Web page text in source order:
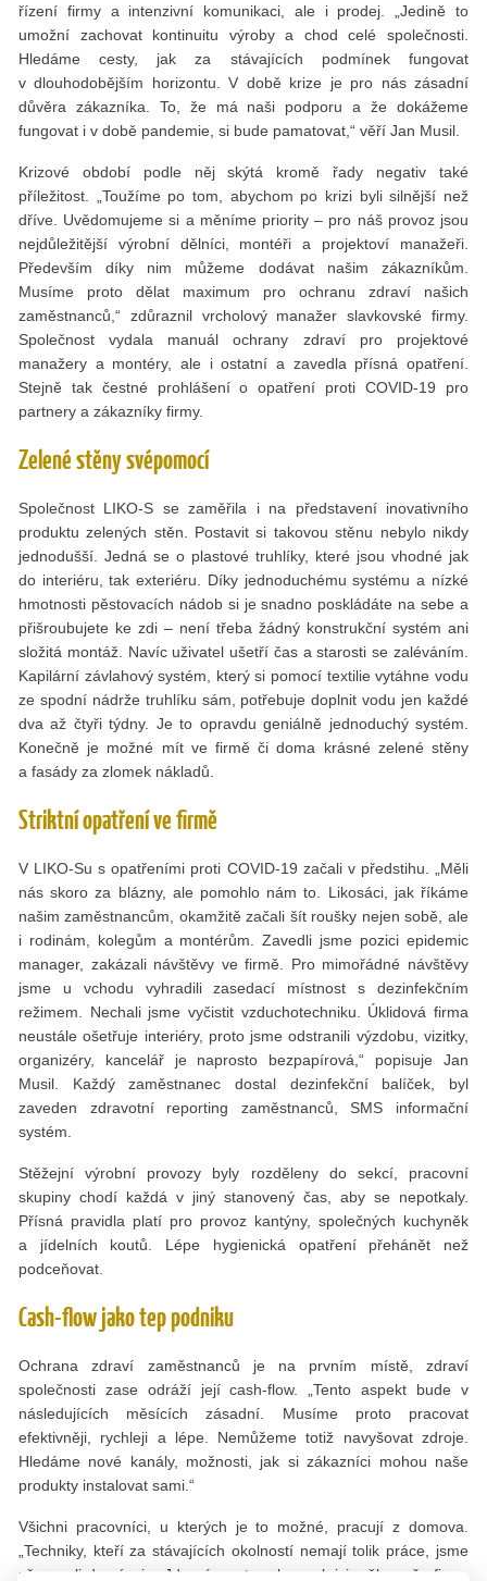
řízení firmy a intenzivní komunikaci, ale i prodej. „Jedině to
umožní zachovat kontinuitu výroby a chod celé společnosti.
Hledáme cesty, jak za stávajících podmínek fungovat
v dlouhodobějším horizontu. V době krize je pro nás zásadní
důvěra zákazníka. To, že má naši podporu a že dokážeme
fungovat i v době pandemie, si bude pamatovat,“ věří Jan Musil.
Krizové období podle něj skýtá kromě řady negativ také
příležitost. „Toužíme po tom, abychom po krizi byli silnější než
dříve. Uvědomujeme si a měníme priority – pro náš provoz jsou
nejdůležitější výrobní dělníci, montéři a projektoví manažeři.
Především díky nim můžeme dodávat našim zákazníkům.
Musíme proto dělat maximum pro ochranu zdraví našich
zaměstnanců,“ zdůraznil vrcholový manažer slavkovské firmy.
Společnost vydala manuál ochrany zdraví pro projektové
manažery a montéry, ale i ostatní a zavedla přísná opatření.
Stejně tak čestné prohlášení o opatření proti COVID-19 pro
partnery a zákazníky firmy.
Zelené stěny svépomocí
Společnost LIKO-S se zaměřila i na představení inovativního
produktu zelených stěn. Postavit si takovou stěnu nebylo nikdy
jednodušší. Jedná se o plastové truhlíky, které jsou vhodné jak
do interiéru, tak exteriéru. Díky jednoduchému systému a nízké
hmotnosti pěstovacích nádob si je snadno poskládáte na sebe a
přišroubujete ke zdi – není třeba žádný konstrukční systém ani
složitá montáž. Navíc uživatel ušetří čas a starosti se zaléváním.
Kapilární závlahový systém, který si pomocí textilie vytáhne vodu
ze spodní nádrže truhlíku sám, potřebuje doplnit vodu jen každé
dva až čtyři týdny. Je to opravdu geniálně jednoduchý systém.
Konečně je možné mít ve firmě či doma krásné zelené stěny
a fasády za zlomek nákladů.
Striktní opatření ve firmě
V LIKO-Su s opatřeními proti COVID-19 začali v předstihu. „Měli
nás skoro za blázny, ale pomohlo nám to. Likosáci, jak říkáme
našim zaměstnancům, okamžitě začali šít roušky nejen sobě, ale
i rodinám, kolegům a montérům. Zavedli jsme pozici epidemic
manager, zakázali návštěvy ve firmě. Pro mimořádné návštěvy
jsme u vchodu vyhradili zasedací místnost s dezinfekčním
režimem. Nechali jsme vyčistit vzduchotechniku. Úklidová firma
neustále ošetřuje interiéry, proto jsme odstranili výzdobu, vizitky,
organizéry, kancelář je naprosto bezpapírová,“ popisuje Jan
Musil. Každý zaměstnanec dostal dezinfekční balíček, byl
zaveden zdravotní reporting zaměstnanců, SMS informační
systém.
Stěžejní výrobní provozy byly rozděleny do sekcí, pracovní
skupiny chodí každá v jiný stanovený čas, aby se nepotkaly.
Přísná pravidla platí pro provoz kantýny, společných kuchyněk
a jídelních koutů. Lépe hygienická opatření přehánět než
podceňovat.
Cash-flow jako tep podniku
Ochrana zdraví zaměstnanců je na prvním místě, zdraví
společnosti zase odráží její cash-flow. „Tento aspekt bude v
následujících měsících zásadní. Musíme proto pracovat
efektivněji, rychleji a lépe. Nemůžeme totiž navyšovat zdroje.
Hledáme nové kanály, možnosti, jak si zákazníci mohou naše
produkty instalovat sami.“
Všichni pracovníci, u kterých je to možné, pracují z domova.
„Techniky, kteří za stávajících okolností nemají tolik práce, jsme
přesunuli do vývoje. Jde nám o to, aby po krizi měla naše firma